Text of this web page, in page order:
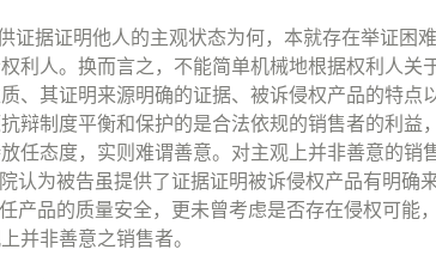
证据证明他人的主观状态为何，本就存在举证困
利人。换而言之，不能简单机械地根据权利人关
、其证明来源明确的证据、被诉侵权产品的特点
辩制度平衡和保护的是合法依规的销售者的利益
任态度，实则难谓善意。对主观上并非善意的销
认为被告虽提供了证据证明被诉侵权产品有明确
产品的质量安全，更未曾考虑是否存在侵权可能
并非善意之销售者。